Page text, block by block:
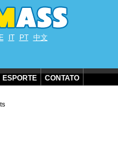
IT PT 中文
ESPORTE CONTATO